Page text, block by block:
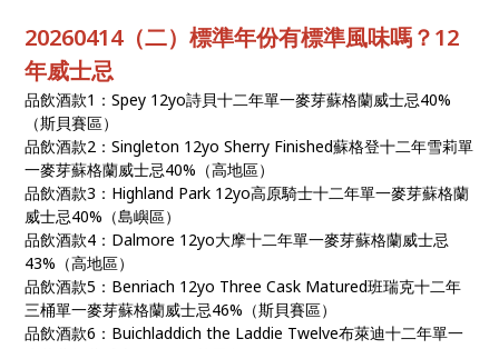
20260414（二）標準年份有標準風味嗎？12
年威士忌
品飲酒款1：Spey 12yo詩貝十二年單一麥芽蘇格蘭威士忌40%
（斯貝賽區）
品飲酒款2：Singleton 12yo Sherry Finished蘇格登十二年雪莉單
一麥芽蘇格蘭威士忌40%（高地區）
品飲酒款3：Highland Park 12yo高原騎士十二年單一麥芽蘇格蘭
威士忌40%（島嶼區）
品飲酒款4：Dalmore 12yo大摩十二年單一麥芽蘇格蘭威士忌
43%（高地區）
品飲酒款5：Benriach 12yo Three Cask Matured班瑞克十二年
三桶單一麥芽蘇格蘭威士忌46%（斯貝賽區）
品飲酒款6：Buichladdich the Laddie Twelve布萊迪十二年單一